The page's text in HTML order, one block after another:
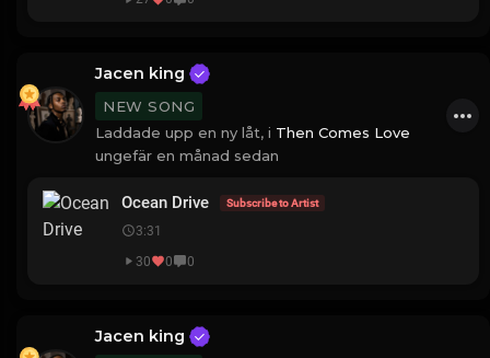
Jacen king
NEW SONG
Laddade upp en ny låt, i Then Comes Love
ungefär en månad sedan
Ocean Drive Subscribe to Artist
3:31
30
0 0
Jacen king